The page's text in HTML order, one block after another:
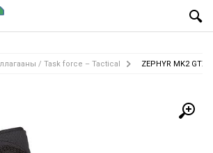
/ Task force – Tactical ZEPHYR MK2 GTX